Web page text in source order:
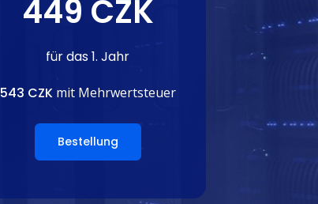
449 CZK
für das 1. Jahr
543 CZKmit Mehrwertsteuer
Bestellung